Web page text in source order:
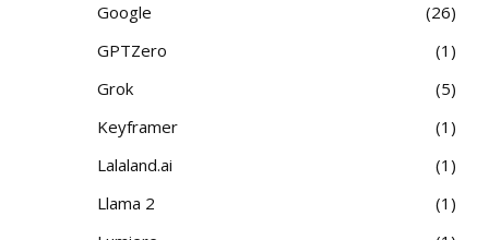
Google
26
GPTZero
1
Grok
5
Keyframer
1
Lalaland.ai
1
Llama 2
1